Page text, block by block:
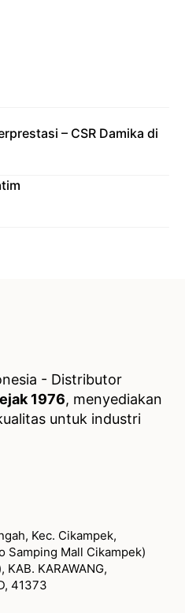
– CSR Damika di
- Distributor
1976, menyediakan
untuk industri
Kec. Cikampek,
Samping Mall Cikampek)
KARAWANG,
41373